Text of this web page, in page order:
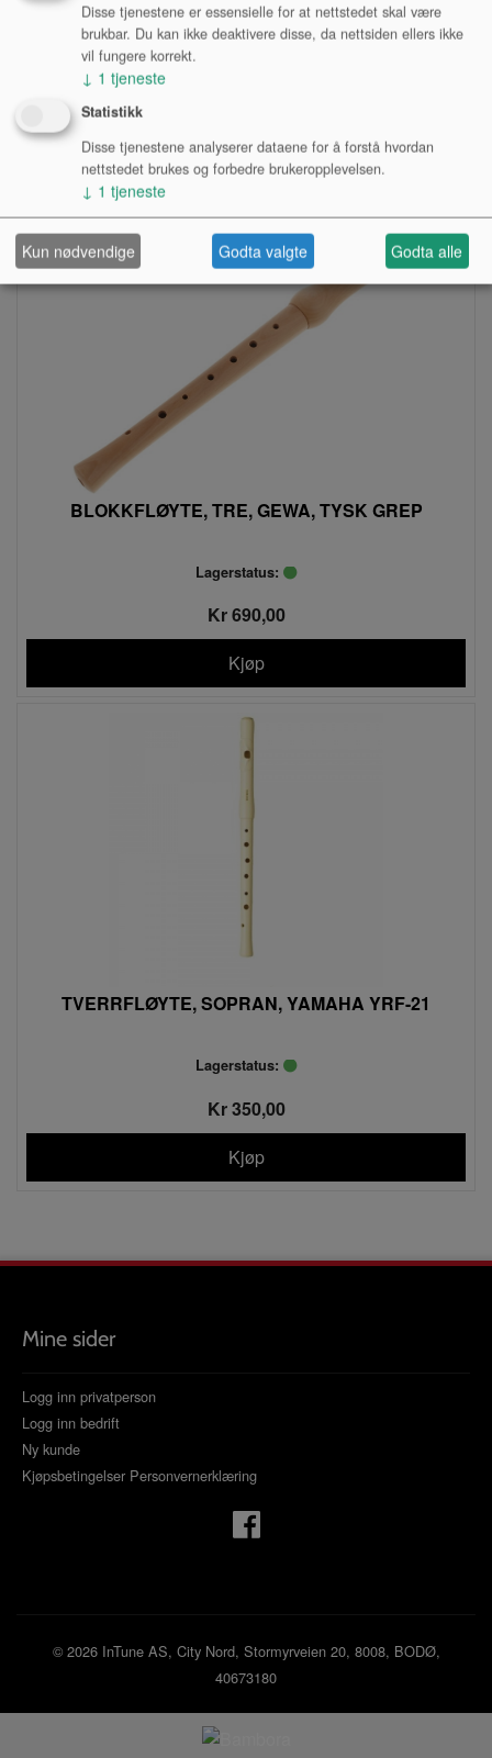
BLOKKFLØYTE, TRE, GEWA, BAROKK
Kjøp
BLOKKFLØYTE, TRE, GEWA, TYSK GREP
Lagerstatus:
Kr 690,00
Kjøp
TVERRFLØYTE, SOPRAN, YAMAHA YRF-21
Lagerstatus:
Kr 350,00
Kjøp
Mine sider
Logg inn privatperson
Logg inn bedrift
Ny kunde
Kjøpsbetingelser Personvernerklæring
© 2026 InTune AS, City Nord, Stormyrveien 20, 8008, BODØ,
40673180
Disse tjenestene er essensielle for at nettstedet skal være
brukbar. Du kan ikke deaktivere disse, da nettsiden ellers ikke
vil fungere korrekt.
↓ 1 tjeneste
Statistikk
Disse tjenestene analyserer dataene for å forstå hvordan
nettstedet brukes og forbedre brukeropplevelsen.
↓ 1 tjeneste
Kun nødvendige Godta valgte Godta alle